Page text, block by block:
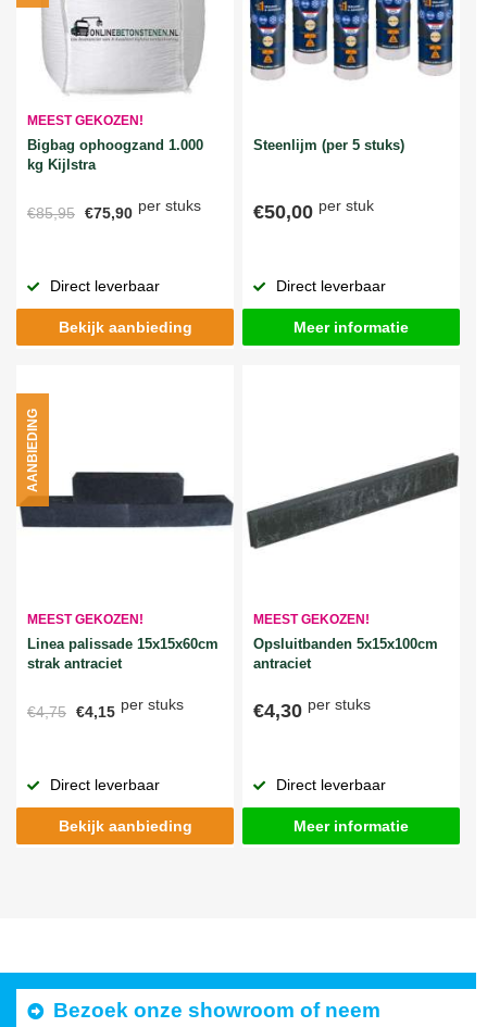
MEEST GEKOZEN!
Bigbag ophoogzand 1.000
kg Kijlstra
€85,95 €75,90 per stuks
Direct leverbaar
Bekijk aanbieding
Steenlijm (per 5 stuks)
€50,00 per stuk
Direct leverbaar
Meer informatie
MEEST GEKOZEN!
Linea palissade 15x15x60cm
strak antraciet
€4,75 €4,15 per stuks
AANBIEDING
Direct leverbaar
Bekijk aanbieding
MEEST GEKOZEN!
Opsluitbanden 5x15x100cm
antraciet
€4,30 per stuks
Direct leverbaar
Meer informatie
Bezoek onze showroom of neem